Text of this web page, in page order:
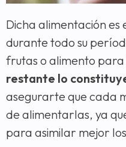
Dicha alimentación
durante todo su
frutas o alimento para
restante lo
asegurarte que cada
de alimentarlas, ya
para asimilar mejor